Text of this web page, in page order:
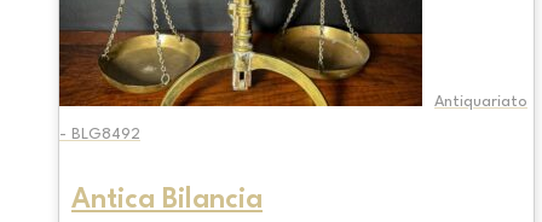
Antiquariato
- BLG8492
Antica Bilancia